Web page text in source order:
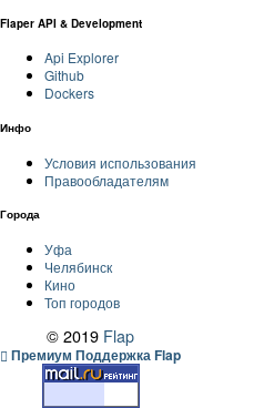
Flaper API & Development
Api Explorer
Github
Dockers
Инфо
Условия использования
Правообладателям
Города
Уфа
Челябинск
Кино
Топ городов
© 2019 Flap
Премиум Поддержка Flap